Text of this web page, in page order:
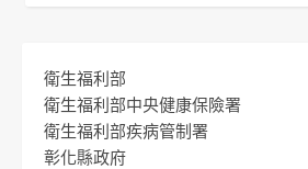
衛生福利部
衛生福利部中央健康保險署
衛生福利部疾病管制署
彰化縣政府